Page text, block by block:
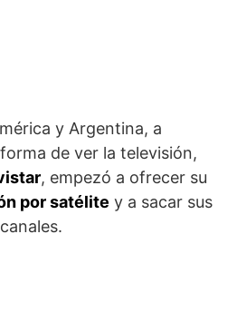
y Argentina, a
de ver la televisión,
, empezó a ofrecer su
por satélite y a sacar sus